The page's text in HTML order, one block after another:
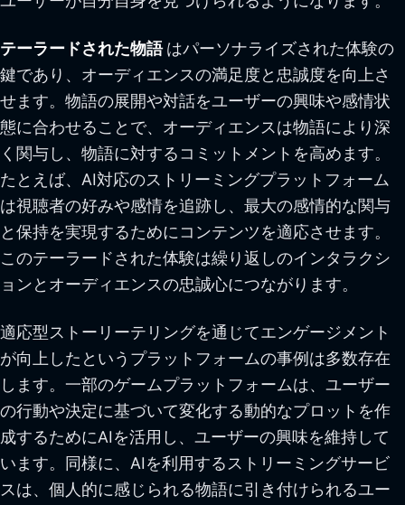
テーラードされた物語はパーソナライズされた体験の
鍵であり、オーディエンスの満足度と忠誠度を向上さ
せます。物語の展開や対話をユーザーの興味や感情状
態に合わせることで、オーディエンスは物語により深
く関与し、物語に対するコミットメントを高めます。
たとえば、AI対応のストリーミングプラットフォーム
は視聴者の好みや感情を追跡し、最大の感情的な関与
と保持を実現するためにコンテンツを適応させます。
このテーラードされた体験は繰り返しのインタラクシ
ョンとオーディエンスの忠誠心につながります。
適応型ストーリーテリングを通じてエンゲージメント
が向上したというプラットフォームの事例は多数存在
します。一部のゲームプラットフォームは、ユーザー
の行動や決定に基づいて変化する動的なプロットを作
成するためにAIを活用し、ユーザーの興味を維持して
います。同様に、AIを利用するストリーミングサービ
スは、個人的に感じられる物語に引き付けられるユー